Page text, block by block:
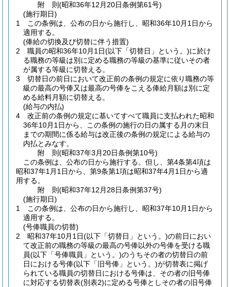
附 則(昭和36年12月20日条例第61号)
(施行期日)
1
この条例は、公布の日から施行し、昭和36年10月1日から
適用する。
(俸給の切換及び切替に伴う措置)
2
職員の昭和36年10月1日(以下「切替日」という。)に於け
る職務の等級は別に定める職務の等級の基準に従いその者
が属する等級に切替える。
3
切替日の前日において改正前の条例の規定に依り職務の等
級の最高の号俸又は最高の号俸をこえる俸給月額は別に定
める給料月額に切替える。
(給与の内払)
4
改正前の条例の規定に基いてすべて職員に支払われた昭和
36年10月1日から、この条例の施行の日の属する月の末日
までの期間に係る給与は改正後の条例の規定による給与の
内払とみなす。
附 則(昭和37年3月20日条例第10号)
この条例は、公布の日から施行する。 但し、第4条第4項は
昭和37年1月1日から、第9条第1項は昭和37年4月1日から適
用する。
附 則(昭和37年12月28日条例第37号)
(施行期日)
1
この条例は、公布の日から施行し、昭和37年10月1日から
適用する。
(号俸職員の切替)
2
昭和37年10月1日(以下「切替日」という。)の前日におい
て改正前の職務の等級の最高の号俸以外の号俸を受ける職
員(以下「号俸職員」という。)のうちその者の切替日の前
日における号俸(以下「旧号俸」という。)が切替表に掲げ
られている職員の切替日における号俸は、その者の旧号俸
に対応する切替表(別表2)に定める号俸としその者の旧号俸